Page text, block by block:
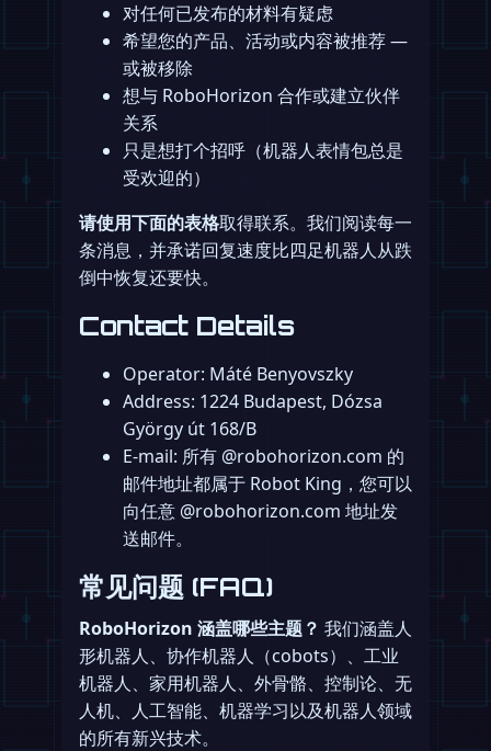
对任何已发布的材料有疑虑
希望您的产品、活动或内容被推荐 —
或被移除
想与 RoboHorizon 合作或建立伙伴
关系
只是想打个招呼（机器人表情包总是
受欢迎的）
请使用下面的表格取得联系。我们阅读每一
条消息，并承诺回复速度比四足机器人从跌
倒中恢复还要快。
Contact Details
Operator: Máté Benyovszky
Address: 1224 Budapest, Dózsa
György út 168/B
E-mail: 所有 @robohorizon.com 的
邮件地址都属于 Robot King，您可以
向任意 @robohorizon.com 地址发
送邮件。
常见问题 (FAQ)
RoboHorizon 涵盖哪些主题？ 我们涵盖人
形机器人、协作机器人（cobots）、工业
机器人、家用机器人、外骨骼、控制论、无
人机、人工智能、机器学习以及机器人领域
的所有新兴技术。